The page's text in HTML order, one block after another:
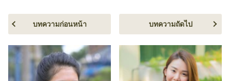
บทความก่อนหน้า บทความถัดไป